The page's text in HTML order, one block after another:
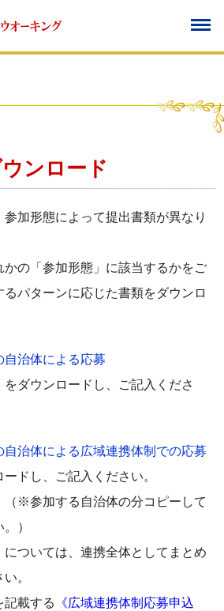
ンロード
加形態によって提出書類が異なり
かの「参加形態」に該当するかをご
パターンに応じた書類をダウンロ
自治体による応募
をダウンロードし、ご記入くださ
自治体による広域連携体制での応募
ドし、ご記入ください。
（※参加する自治体の分コピーして
）
ついては、連携全体としてまとめ
。
記載する 《広域連携体制応募申込